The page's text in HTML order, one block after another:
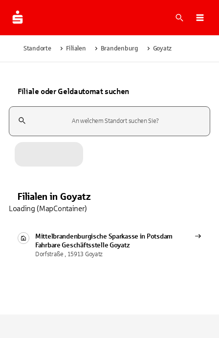
Suche
Standorte Filialen Brandenburg Goyatz
Filiale oder Geldautomat suchen
Suchfeld
Filialen in Goyatz
Mittelbrandenburgische Sparkasse in Potsdam
Fahrbare Geschäftsstelle Goyatz
Dorfstraße , 15913 Goyatz
Loading (MapContainer)